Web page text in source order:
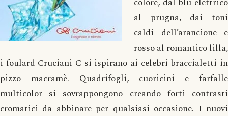
al prugna, dai toni
caldi dell’arancione e
rosso al romantico lilla,
i foulard Cruciani C si ispirano ai celebri braccialetti in
pizzo macramè. Quadrifogli, cuoricini e farfalle
multicolor si sovrappongono creando forti contrasti
cromatici da abbinare per qualsiasi occasione. I nuovi